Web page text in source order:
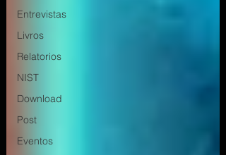
Entrevistas
Livros
Relatorios
NIST
Download
Post
Eventos